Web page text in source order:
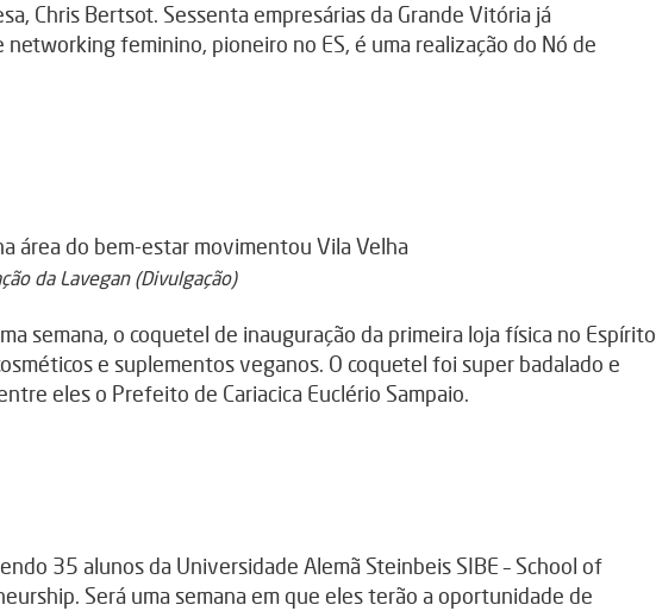
Chris Bertsot. Sessenta empresárias da Grande Vitória já
feminino, pioneiro no ES, é uma realização do Nó de
da Lavegan (Divulgação)
semana, o coquetel de inauguração da primeira loja física no Espírito
e suplementos veganos. O coquetel foi super badalado e
eles o Prefeito de Cariacica Euclério Sampaio.
35 alunos da Universidade Alemã Steinbeis SIBE – School of
Será uma semana em que eles terão a oportunidade de